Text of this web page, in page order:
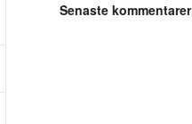
Senaste kommentarer